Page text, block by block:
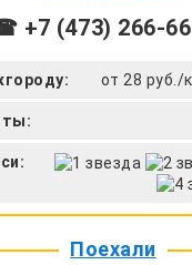
+7 (473) 266-
от 28 руб./
Поехали